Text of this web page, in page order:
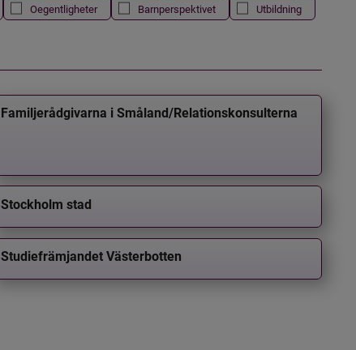
Oegentligheter Barnperspektivet
Utbildning
Familjerådgivarna i Småland/Relationskonsulterna
Stockholm stad
Studiefrämjandet Västerbotten